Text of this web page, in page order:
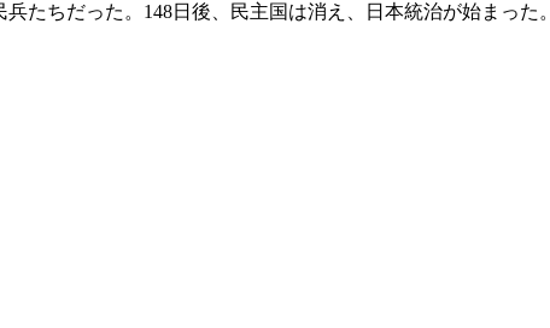
たちだった。148日後、民主国は消え、日本統治が始まった。